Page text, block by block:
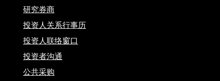
研究券商
投资人关系行事历
投资人联络窗口
投资者沟通
公共采购